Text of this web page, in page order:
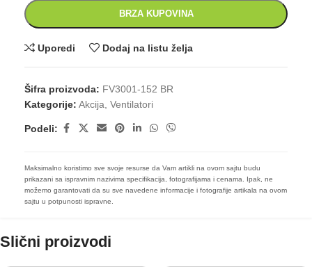
BRZA KUPOVINA
Uporedi Dodaj na listu želja
Šifra proizvoda: FV3001-152 BR
Kategorije: Akcija Ventilatori
Podeli:
Maksimalno koristimo sve svoje resurse da Vam artikli na ovom sajtu budu
prikazani sa ispravnim nazivima specifikacija, fotografijama i cenama. Ipak, ne
možemo garantovati da su sve navedene informacije i fotografije artikala na ovom
sajtu u potpunosti ispravne.
Slični proizvodi